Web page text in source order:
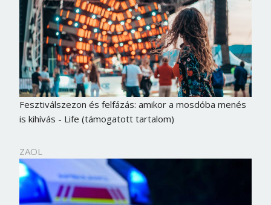
Fesztiválszezon és felfázás: amikor a mosdóba menés
is kihívás - Life (támogatott tartalom)
ZAOL